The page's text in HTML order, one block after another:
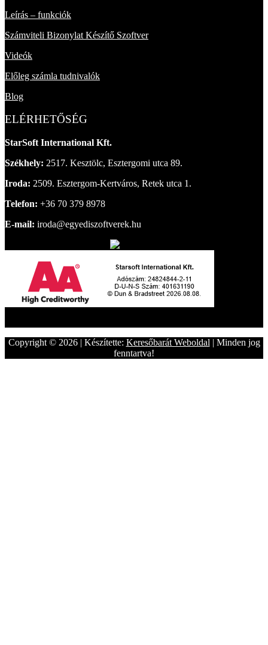
Leírás – funkciók
Számviteli Bizonylat Készítő Szoftver
Videók
Előleg számla tudnivalók
Blog
ELÉRHETŐSÉG
StarSoft International Kft.
Székhely: 2517. Kesztölc, Esztergomi utca 89.
Iroda: 2509. Esztergom-Kertváros, Retek utca 1.
Telefon: +36 70 379 8978
E-mail: iroda@egyediszoftverek.hu
Copyright © 2026 | Készítette: Keresőbarát Weboldal | Minden jog
fenntartva!